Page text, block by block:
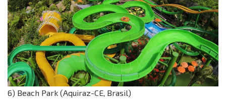
6) Beach Park (Aquiraz-CE, Brasil)